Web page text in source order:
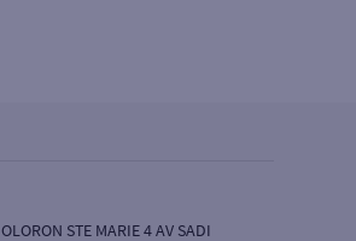
OLORON STE MARIE 4 AV SADI